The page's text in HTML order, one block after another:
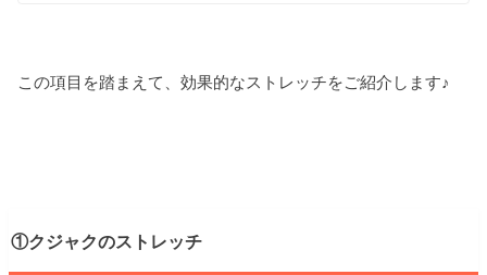
この項目を踏まえて、効果的なストレッチをご紹介します♪
①クジャクのストレッチ